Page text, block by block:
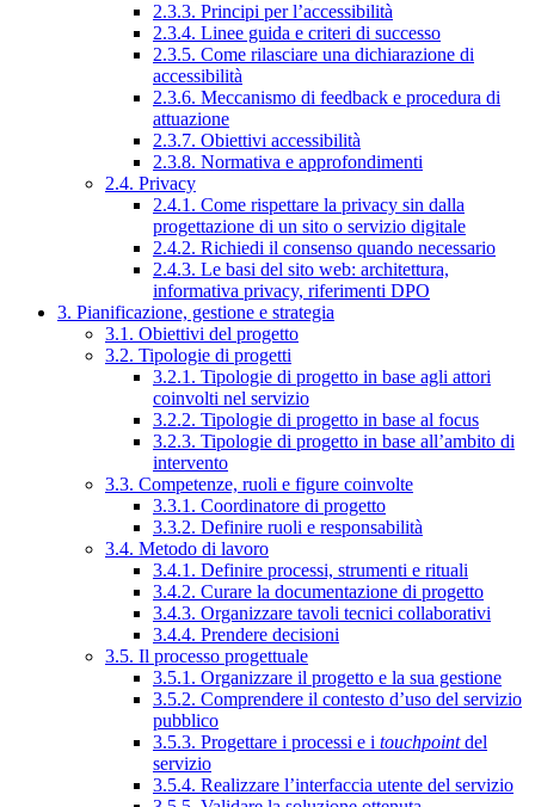
2.3.3. Principi per l’accessibilità
2.3.4. Linee guida e criteri di successo
2.3.5. Come rilasciare una dichiarazione di
accessibilità
2.3.6. Meccanismo di feedback e procedura di
attuazione
2.3.7. Obiettivi accessibilità
2.3.8. Normativa e approfondimenti
2.4. Privacy
2.4.1. Come rispettare la privacy sin dalla
progettazione di un sito o servizio digitale
2.4.2. Richiedi il consenso quando necessario
2.4.3. Le basi del sito web: architettura,
informativa privacy, riferimenti DPO
3. Pianificazione, gestione e strategia
3.1. Obiettivi del progetto
3.2. Tipologie di progetti
3.2.1. Tipologie di progetto in base agli attori
coinvolti nel servizio
3.2.2. Tipologie di progetto in base al focus
3.2.3. Tipologie di progetto in base all’ambito di
intervento
3.3. Competenze, ruoli e figure coinvolte
3.3.1. Coordinatore di progetto
3.3.2. Definire ruoli e responsabilità
3.4. Metodo di lavoro
3.4.1. Definire processi, strumenti e rituali
3.4.2. Curare la documentazione di progetto
3.4.3. Organizzare tavoli tecnici collaborativi
3.4.4. Prendere decisioni
3.5. Il processo progettuale
3.5.1. Organizzare il progetto e la sua gestione
3.5.2. Comprendere il contesto d’uso del servizio
pubblico
3.5.3. Progettare i processi e i touchpointdel
servizio
3.5.4. Realizzare l’interfaccia utente del servizio